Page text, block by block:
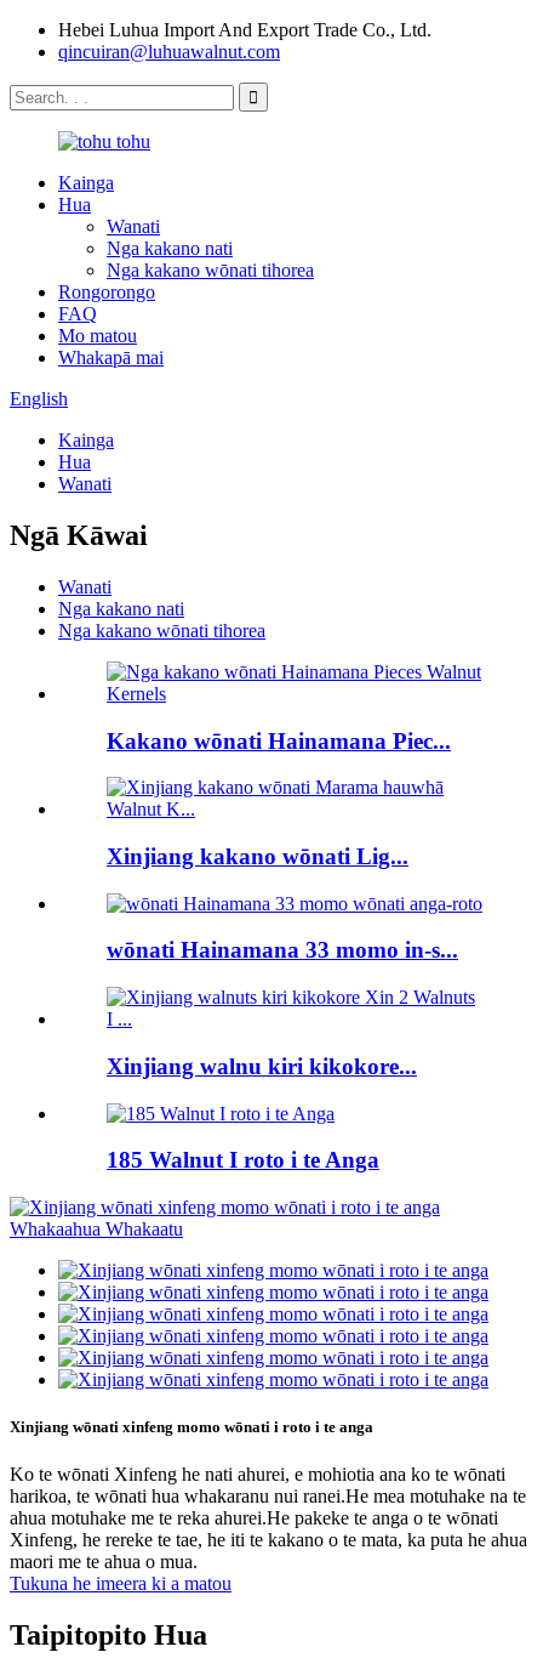
Hebei Luhua Import And Export Trade Co., Ltd.
qincuiran@luhuawalnut.com
Kainga
Hua
Wanati
Nga kakano nati
Nga kakano wōnati tihorea
Rongorongo
FAQ
Mo matou
Whakapā mai
English
Kainga
Hua
Wanati
Ngā Kāwai
Wanati
Nga kakano nati
Nga kakano wōnati tihorea
Kakano wōnati Hainamana Piec...
Xinjiang kakano wōnati Lig...
wōnati Hainamana 33 momo in-s...
Xinjiang walnu kiri kikokore...
185 Walnut I roto i te Anga
Xinjiang wōnati xinfeng momo wōnati i roto i te anga
Ko te wōnati Xinfeng he nati ahurei, e mohiotia ana ko te wōnati
harikoa, te wōnati hua whakaranu nui ranei.He mea motuhake na te
ahua motuhake me te reka ahurei.He pakeke te anga o te wōnati
Xinfeng, he rereke te tae, he iti te kakano o te mata, ka puta he ahua
maori me te ahua o mua.
Tukuna he imeera ki a matou
Taipitopito Hua